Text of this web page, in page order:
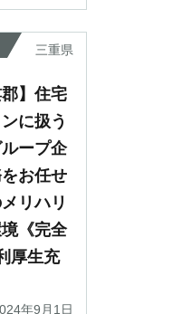
三重県
郡】住宅
に扱う
ープ企
お任せ
リハリ
《完全
厚生充
年9月1日